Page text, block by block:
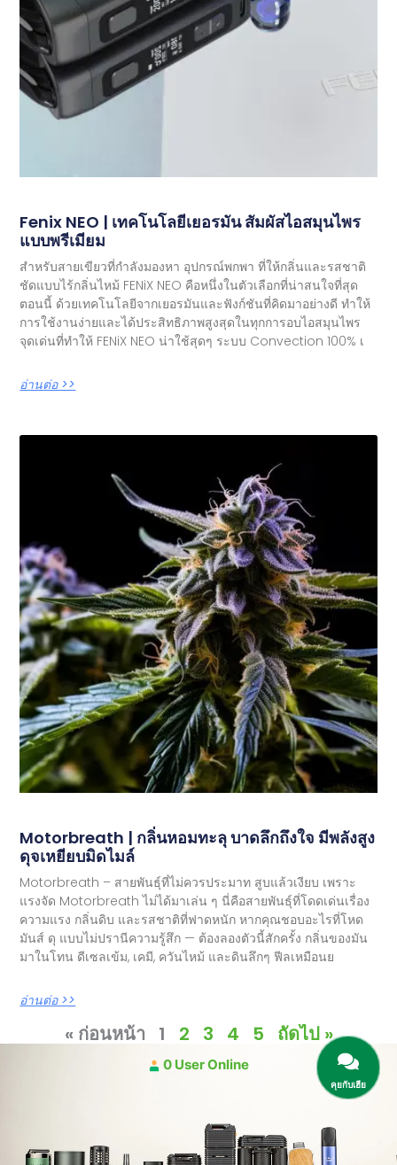
Fenix ​​​​NEO | เทคโนโลยีเยอรมัน สัมผัสไอสมุนไพร
แบบพรีเมียม
สำหรับสายเขียวที่กำลังมองหา อุปกรณ์พกพา ที่ให้กลิ่นและรสชาติ
ชัดแบบไร้กลิ่นไหม้ FENiX NEO คือหนึ่งในตัวเลือกที่น่าสนใจที่สุด
ตอนนี้ ด้วยเทคโนโลยีจากเยอรมันและฟังก์ชันที่คิดมาอย่างดี ทำให้
การใช้งานง่ายและได้ประสิทธิภาพสูงสุดในทุกการอบไอสมุนไพร
จุดเด่นที่ทำให้ FENiX NEO น่าใช้สุดๆ ระบบ Convection 100% เ
อ่านต่อ >>
Motorbreath | กลิ่นหอมทะลุ บาดลึกถึงใจ มีพลังสูง
ดุจเหยียบมิดไมล์
Motorbreath – สายพันธุ์ที่ไม่ควรประมาท สูบแล้วเงียบ เพราะ
แรงจัด Motorbreath ไม่ได้มาเล่น ๆ นี่คือสายพันธุ์ที่โดดเด่นเรื่อง
ความแรง กลิ่นดิบ และรสชาติที่ฟาดหนัก หากคุณชอบอะไรที่โหด
มันส์ ดุ แบบไม่ปรานีความรู้สึก — ต้องลองตัวนี้สักครั้ง กลิ่นของมัน
มาในโทน ดีเซลเข้ม, เคมี, ควันไหม้ และดินลึกๆ ฟีลเหมือนย
อ่านต่อ >>
« ก่อนหน้า 1 2 3 4 5 ถัดไป »
0 User Online